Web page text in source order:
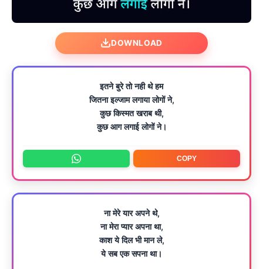
DOWNLOAD
इतने बुरे तो नही थे हम
जितना इल्जाम लगाया लोगों ने,
कुछ किस्मत खराब थी,
कुछ आग लगाई लोगों ने।
COPY
ना मेरे यार अपने थे,
ना मेरा प्यार अपना था,
काश ये दिल भी मान ले,
ये सब एक सपना था।